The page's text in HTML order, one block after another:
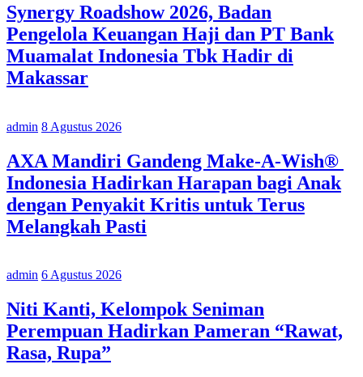
Synergy Roadshow 2026, Badan
Pengelola Keuangan Haji dan PT Bank
Muamalat Indonesia Tbk Hadir di
Makassar
admin 8 Agustus 2026
AXA Mandiri Gandeng Make-A-Wish®
Indonesia Hadirkan Harapan bagi Anak
dengan Penyakit Kritis untuk Terus
Melangkah Pasti
admin 6 Agustus 2026
Niti Kanti, Kelompok Seniman
Perempuan Hadirkan Pameran “Rawat,
Rasa, Rupa”